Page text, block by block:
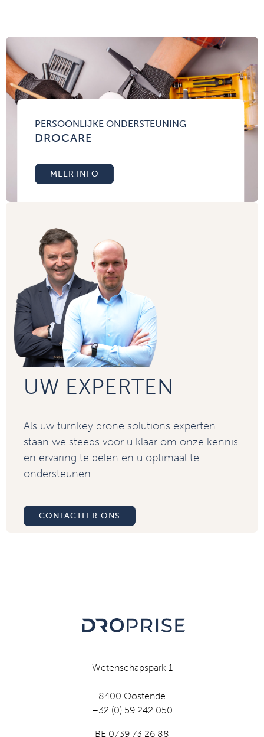
PERSOONLIJKE ONDERSTEUNING
DROCARE
MEER INFO
UW EXPERTEN
Als uw turnkey drone solutions experten
staan we steeds voor u klaar om onze kennis
en ervaring te delen en u optimaal te
ondersteunen.
CONTACTEER ONS
Wetenschapspark 1
8400 Oostende
+32 (0) 59 242 050
BE 0739 73 26 88